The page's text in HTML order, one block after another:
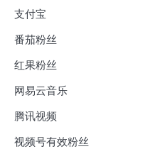
支付宝
番茄粉丝
红果粉丝
网易云音乐
腾讯视频
视频号有效粉丝